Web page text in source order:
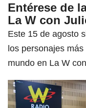
Entérese de
La W con
Este 15 de agosto
los personajes
mundo en La W